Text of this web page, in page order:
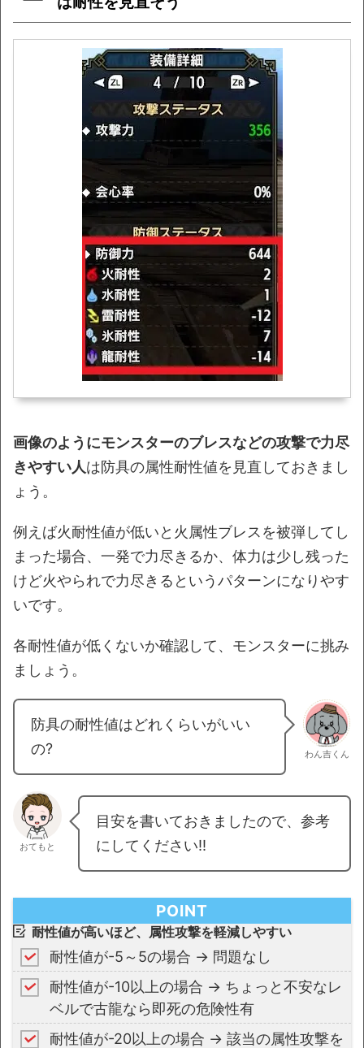
画像のようにモンスターのブレスなどの攻撃で力尽
きやすい人は防具の属性耐性値を見直しておきまし
ょう。
例えば火耐性値が低いと火属性ブレスを被弾してし
まった場合、一発で力尽きるか、体力は少し残った
けど火やられで力尽きるというパターンになりやす
いです。
各耐性値が低くないか確認して、モンスターに挑み
ましょう。
防具の耐性値はどれくらいがいい
の?
わん吉くん
おてもと
目安を書いておきましたので、参考
にしてください!!
POINT
耐性値が高いほど、属性攻撃を軽減しやすい
耐性値が-5～5の場合 → 問題なし
耐性値が-10以上の場合 → ちょっと不安なレ
ベルで古龍なら即死の危険性有
耐性値が-20以上の場合 → 該当の属性攻撃を